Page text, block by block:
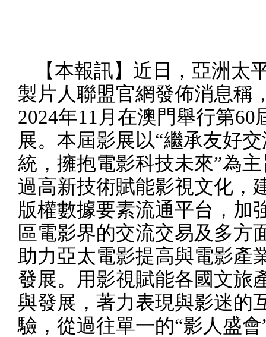
【本報訊】近日，亞洲太
製片人聯盟官網發佈消息稱
2024年11 月在澳門舉行第60
展。本屆影展以“繼承友好
統，擁抱電影科技未來”為
過高新技術賦能影視文化，
版權數據要素流通平台，加
區電影界的交流交易及多方
助力亞太電影提高與電影產
發展。用影視賦能各國文旅
與發展，著力表現與影迷的
驗，從過往單一的“影人盛會